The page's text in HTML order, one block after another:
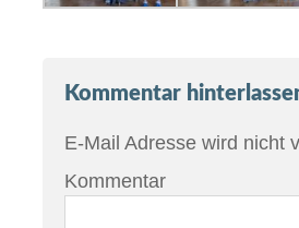
Kommentar
E-Mail Adresse wird nicht
Kommentar